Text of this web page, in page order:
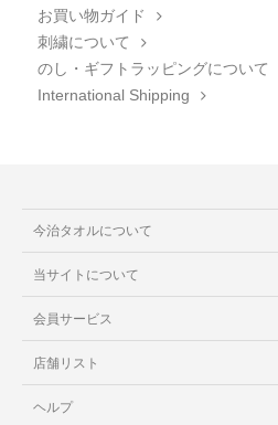
お買い物ガイド
刺繍について
のし・ギフトラッピングについて
International Shipping
今治タオルについて
当サイトについて
会員サービス
店舗リスト
ヘルプ